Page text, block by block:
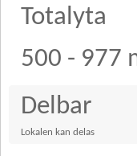
Totalyta
500 - 977
Delbar
Lokalen kan delas